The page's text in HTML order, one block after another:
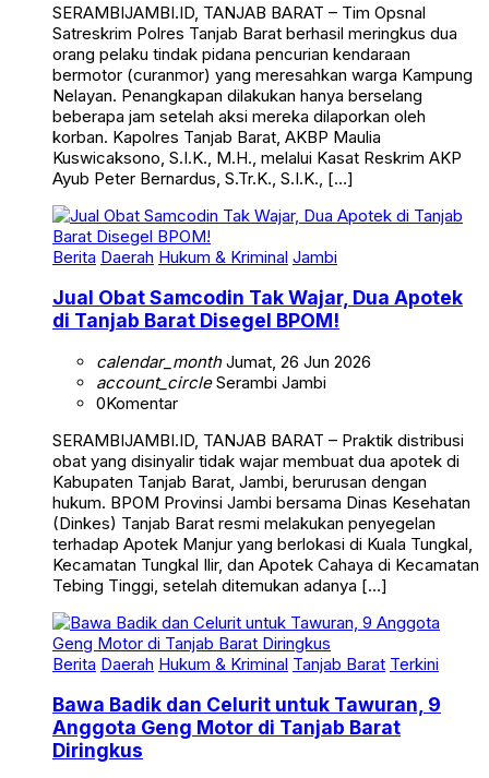
SERAMBIJAMBI.ID, TANJAB BARAT – Tim Opsnal
Satreskrim Polres Tanjab Barat berhasil meringkus dua
orang pelaku tindak pidana pencurian kendaraan
bermotor (curanmor) yang meresahkan warga Kampung
Nelayan. Penangkapan dilakukan hanya berselang
beberapa jam setelah aksi mereka dilaporkan oleh
korban. Kapolres Tanjab Barat, AKBP Maulia
Kuswicaksono, S.I.K., M.H., melalui Kasat Reskrim AKP
Ayub Peter Bernardus, S.Tr.K., S.I.K., […]
Berita Daerah Hukum & Kriminal Jambi
Jual Obat Samcodin Tak Wajar, Dua Apotek
di Tanjab Barat Disegel BPOM!
calendar_monthJumat, 26 Jun 2026
account_circleSerambi Jambi
0Komentar
SERAMBIJAMBI.ID, TANJAB BARAT – Praktik distribusi
obat yang disinyalir tidak wajar membuat dua apotek di
Kabupaten Tanjab Barat, Jambi, berurusan dengan
hukum. BPOM Provinsi Jambi bersama Dinas Kesehatan
(Dinkes) Tanjab Barat resmi melakukan penyegelan
terhadap Apotek Manjur yang berlokasi di Kuala Tungkal,
Kecamatan Tungkal Ilir, dan Apotek Cahaya di Kecamatan
Tebing Tinggi, setelah ditemukan adanya […]
Berita Daerah Hukum & Kriminal Tanjab Barat Terkini
Bawa Badik dan Celurit untuk Tawuran, 9
Anggota Geng Motor di Tanjab Barat
Diringkus